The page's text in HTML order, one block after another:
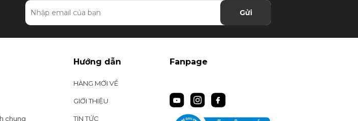
Gửi
chung
Hướng dẫn
HÀNG MỚI VỀ
GIỚI THIỆU
TIN TỨC
Fanpage